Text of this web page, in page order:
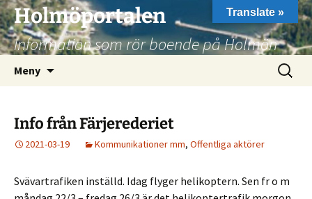
Hoppa
till
innehåll
Holmöportalen
Information som rör boende på Holmön
Meny
Sök
efter:
Info från Färjerederiet
2021-03-19 Kommunikationer mm, Offentliga aktörer
Svävartrafiken inställd. Idag flyger helikoptern. Sen fr o m
Translate »